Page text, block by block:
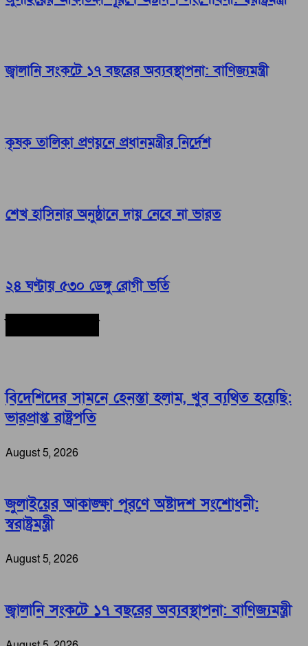
জ্বালানি সংকটে ১৭ বছরের অব্যবস্থাপনা: বাণিজ্যমন্ত্রী
কৃষক তালিকা প্রণয়নে প্রধানমন্ত্রীর নির্দেশ
শেখ হাসিনার অনুষ্ঠানে দায় নেবে না ভারত
২৪ ঘণ্টায় ৫৩০ ডেঙ্গু রোগী ভর্তি
বিদেশিদের সামনে হেনস্তা হলাম, খুব ব্যথিত হয়েছি:
ভারপ্রাপ্ত রাষ্ট্রপতি
August 5, 2026
জুলাইয়ের আকাঙ্ক্ষা পূরণে অষ্টাদশ সংশোধনী:
স্বরাষ্ট্রমন্ত্রী
August 5, 2026
জ্বালানি সংকটে ১৭ বছরের অব্যবস্থাপনা: বাণিজ্যমন্ত্রী